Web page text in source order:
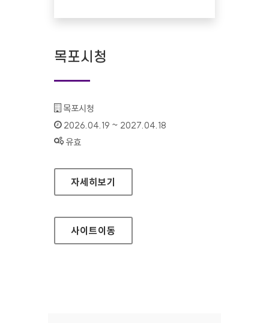
목포시청
기관명 :
목포시청
인증기간 :
2026.04.19 ~ 2027.04.18
상태 :
유효
목포시청
자세히보기
사이트이동